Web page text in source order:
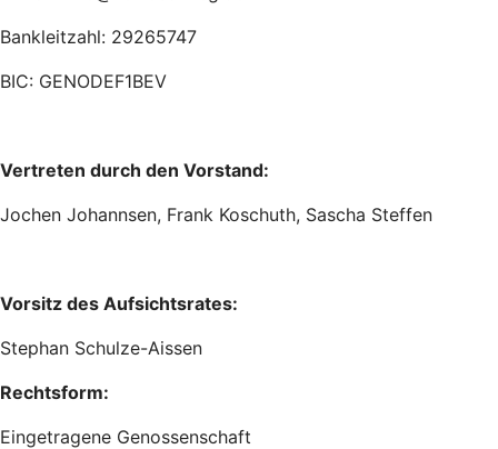
Bankleitzahl: 29265747
BIC: GENODEF1BEV
Vertreten durch den Vorstand:
Jochen Johannsen, Frank Koschuth, Sascha Steffen
Vorsitz des Aufsichtsrates:
Stephan Schulze-Aissen
Rechtsform:
Eingetragene Genossenschaft